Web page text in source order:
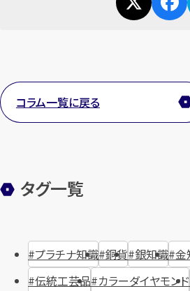
コラム一覧に戻る
タグ一覧
プラチナ知識 銅貨 銀知識 金
伝統工芸品 カラーダイヤモンド